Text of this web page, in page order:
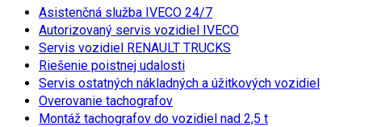
Asistenčná služba IVECO 24/7
Autorizovaný servis vozidiel IVECO
Servis vozidiel RENAULT TRUCKS
Riešenie poistnej udalosti
Servis ostatných nákladných a úžitkových vozidiel
Overovanie tachografov
Montáž tachografov do vozidiel nad 2,5 t